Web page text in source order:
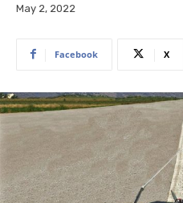
May 2, 2022
Facebook X